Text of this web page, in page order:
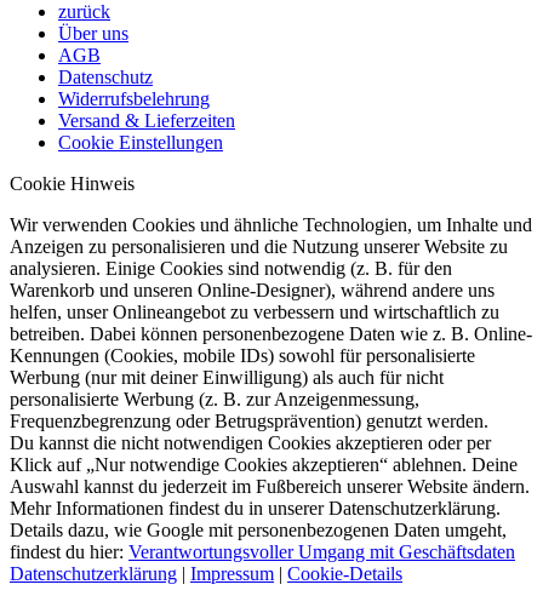
zurück
Über uns
AGB
Datenschutz
Widerrufsbelehrung
Versand & Lieferzeiten
Cookie Einstellungen
Cookie Hinweis
Wir verwenden Cookies und ähnliche Technologien, um Inhalte und
Anzeigen zu personalisieren und die Nutzung unserer Website zu
analysieren. Einige Cookies sind notwendig (z. B. für den
Warenkorb und unseren Online-Designer), während andere uns
helfen, unser Onlineangebot zu verbessern und wirtschaftlich zu
betreiben. Dabei können personenbezogene Daten wie z. B. Online-
Kennungen (Cookies, mobile IDs) sowohl für personalisierte
Werbung (nur mit deiner Einwilligung) als auch für nicht
personalisierte Werbung (z. B. zur Anzeigenmessung,
Frequenzbegrenzung oder Betrugsprävention) genutzt werden.
Du kannst die nicht notwendigen Cookies akzeptieren oder per
Klick auf „Nur notwendige Cookies akzeptieren“ ablehnen. Deine
Auswahl kannst du jederzeit im Fußbereich unserer Website ändern.
Mehr Informationen findest du in unserer Datenschutzerklärung.
Details dazu, wie Google mit personenbezogenen Daten umgeht,
findest du hier: Verantwortungsvoller Umgang mit Geschäftsdaten
Datenschutzerklärung | Impressum | Cookie-Details